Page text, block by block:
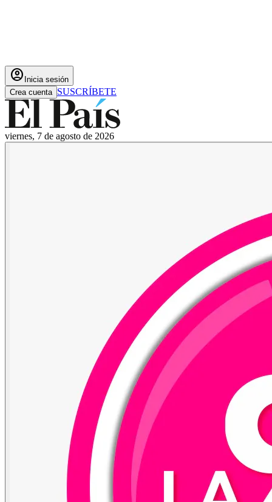
account_circle Inicia sesión
Crea cuenta SUSCRÍBETE
viernes, 7 de agosto de 2026